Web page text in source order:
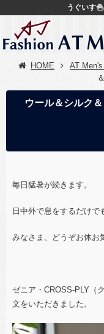
うぐいす
HOME AT
ウール＆シルク
毎日猛暑が続きます。
日中外で息をするだけで
みなさま、どうぞお体お
ゼニア・CROSS-PLY（
文をいただきました。